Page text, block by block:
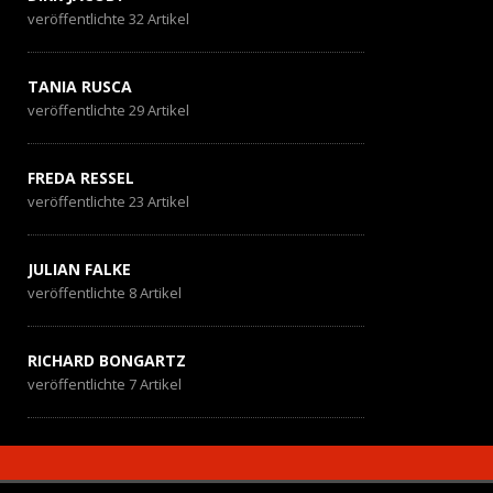
veröffentlichte 32 Artikel
TANIA RUSCA
veröffentlichte 29 Artikel
FREDA RESSEL
veröffentlichte 23 Artikel
JULIAN FALKE
veröffentlichte 8 Artikel
RICHARD BONGARTZ
veröffentlichte 7 Artikel